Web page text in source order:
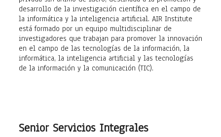
desarrollo de la investigación científica en el campo de
la informática y la inteligencia artificial. AIR Institute
está formado por un equipo multidisciplinar de
investigadores que trabajan para promover la innovación
en el campo de las tecnologías de la información, la
informática, la inteligencia artificial y las tecnologías
de la información y la comunicación (TIC).
Senior Servicios Integrales